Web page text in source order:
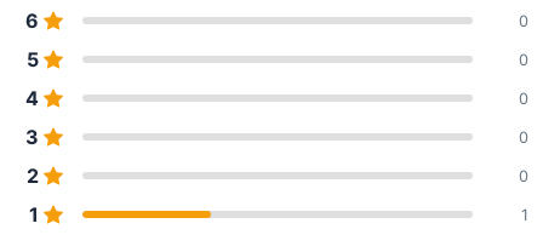
6 0
5 0
4 0
3 0
2 0
1 1